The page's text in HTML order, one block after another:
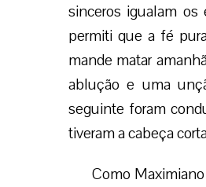
sinceros igualam os
permiti que a fé
mande matar
ablução e uma
seguinte foram
tiveram a cabeça
Como